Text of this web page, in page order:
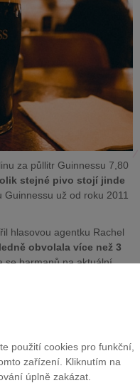
za půllitr Guinnessu 7,80
stejné pivo stojí jinde
Guinnessu už od roku 2011
hlasovou agentku Rachel
obvolala více než 3
se barmanů na aktuální
cenový index, do
přirozeně, že mnoho lidí
barmani reagovali i s
použití cookies pro funkční,
zařízení. Kliknutím na
úplně zakázat.